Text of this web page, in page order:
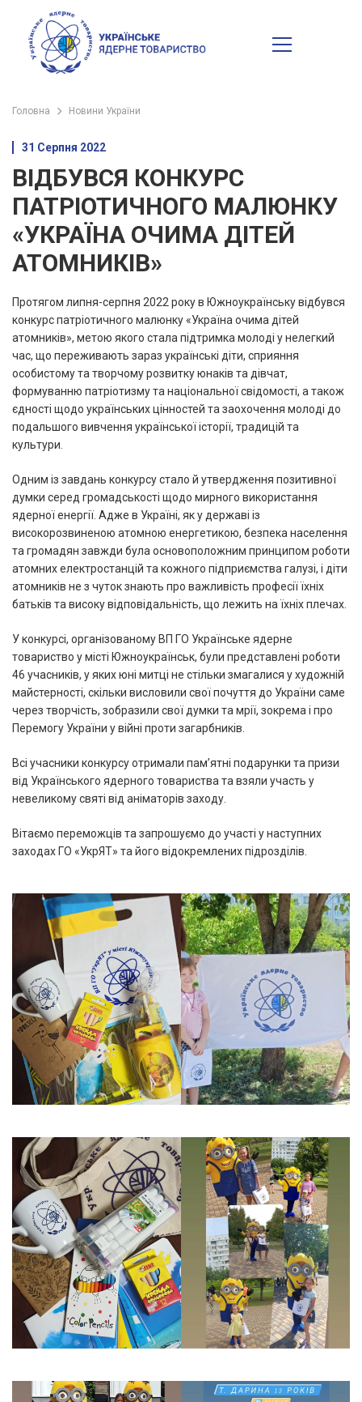
Головна Новини України
31 Серпня 2022
ВІДБУВСЯ КОНКУРС
ПАТРІОТИЧНОГО МАЛЮНКУ
«УКРАЇНА ОЧИМА ДІТЕЙ
АТОМНИКІВ»
Протягом липня-серпня 2022 року в Южноукраїнську відбувся
конкурс патріотичного малюнку «Україна очима дітей
атомників», метою якого стала підтримка молоді у нелегкий
час, що переживають зараз українські діти, сприяння
особистому та творчому розвитку юнаків та дівчат,
формуванню патріотизму та національної свідомості, а також
єдності щодо українських цінностей та заохочення молоді до
подальшого вивчення української історії, традицій та
культури.
Одним із завдань конкурсу стало й утвердження позитивної
думки серед громадськості щодо мирного використання
ядерної енергії. Адже в Україні, як у державі із
високорозвиненою атомною енергетикою, безпека населення
та громадян завжди була основоположним принципом роботи
атомних електростанцій та кожного підприємства галузі, і діти
атомників не з чуток знають про важливість професії їхніх
батьків та високу відповідальність, що лежить на їхніх плечах.
У конкурсі, організованому ВП ГО Українське ядерне
товариство у місті Южноукраїнськ, були представлені роботи
46 учасників, у яких юні митці не стільки змагалися у художній
майстерності, скільки висловили свої почуття до України саме
через творчість, зобразили свої думки та мрії, зокрема і про
Перемогу України у війні проти загарбників.
Всі учасники конкурсу отримали пам’ятні подарунки та призи
від Українського ядерного товариства та взяли участь у
невеликому святі від аніматорів заходу.
Вітаємо переможців та запрошуємо до участі у наступних
заходах ГО «УкрЯТ» та його відокремлених підрозділів.